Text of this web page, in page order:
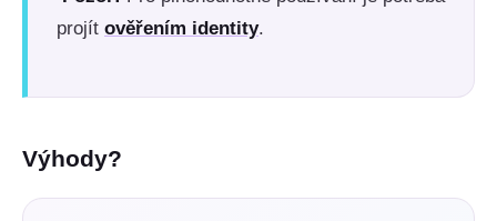
projít ověřením identity.
Výhody?